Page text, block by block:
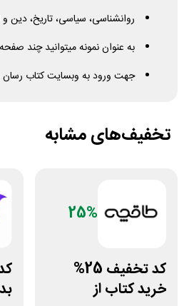
روانشناسی، سیاسی، تاریخ، دین و
به عنوان نمونه میتوانید چند
جهت ورود به وبسایت کتاب
تخفیف‌های مشابه
25%
کد تخفیف 25%
خرید کتاب از